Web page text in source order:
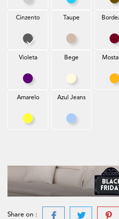
Azul Turquesa
Cinzento
Cinzento
Taupe
Taupe
Violeta
Violeta
Bege
Amarelo
Amarelo
Azul Jeans
Azul Jeans
Share on :